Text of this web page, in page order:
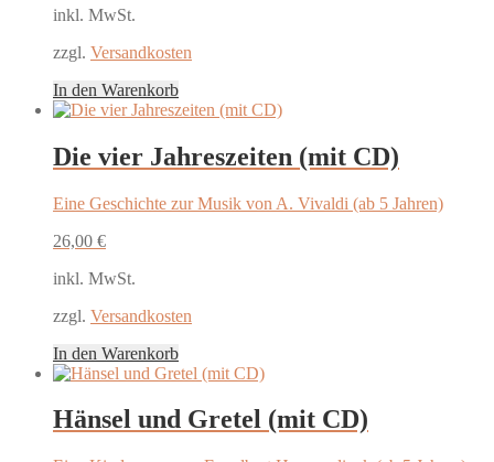
inkl. MwSt.
zzgl. Versandkosten
In den Warenkorb
Die vier Jahreszeiten (mit CD)
Eine Geschichte zur Musik von A. Vivaldi (ab 5 Jahren)
26,00 €
inkl. MwSt.
zzgl. Versandkosten
In den Warenkorb
Hänsel und Gretel (mit CD)